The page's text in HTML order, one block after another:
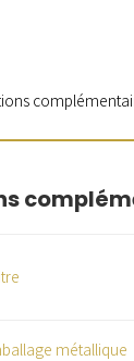
métallique